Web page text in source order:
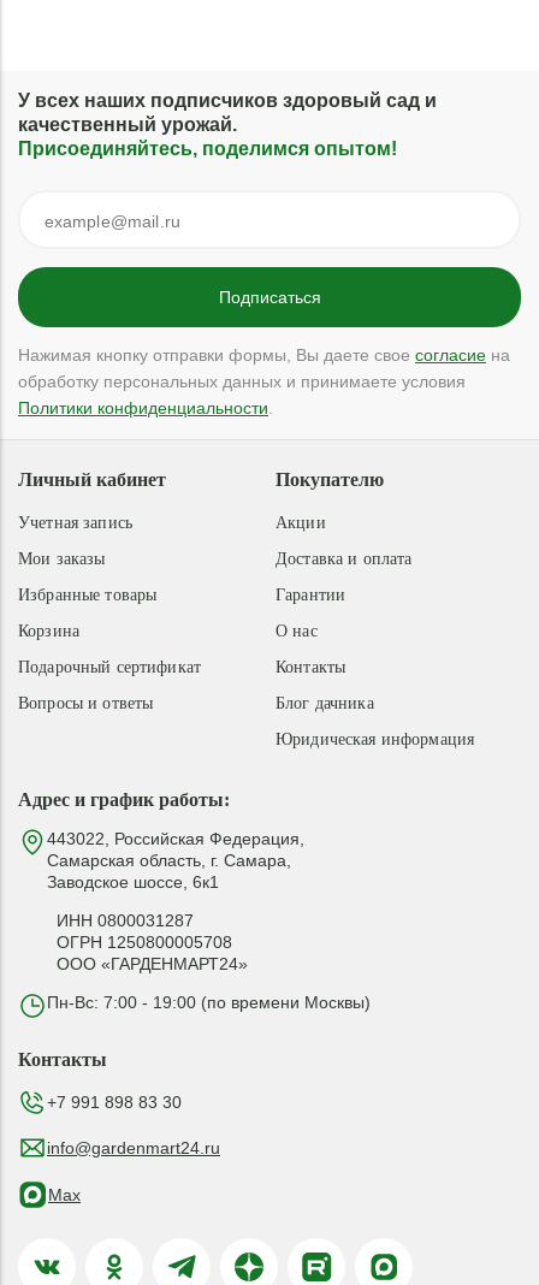
У всех наших подписчиков здоровый сад и
качественный урожай.
Присоединяйтесь, поделимся опытом!
Нажимая кнопку отправки формы, Вы даете свое согласие на
обработку персональных данных и принимаете условия
Политики конфиденциальности
Адрес и график работы:
443022, Российская Федерация,
Самарская область, г. Самара,
Заводское шоссе, 6к1
ИНН 0800031287
ОГРН 1250800005708
ООО «ГАРДЕНМАРТ24»
Пн-Вс: 7:00 - 19:00 (по времени Москвы)
Покупателю
Акции
Доставка и оплата
Гарантии
О нас
Контакты
Блог дачника
Юридическая информация
Личный кабинет
Учетная запись
Мои заказы
Избранные товары
Корзина
Подарочный сертификат
Вопросы и ответы
Контакты
+7 991 898 83 30
info@gardenmart24.ru
Max